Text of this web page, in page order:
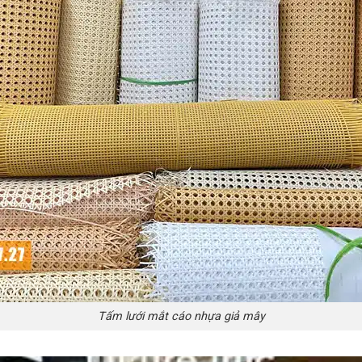
Tấm lưới mắt cáo nhựa giả mây